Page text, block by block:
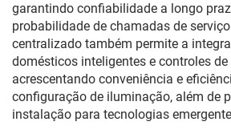
garantindo confiabilidade a longo
probabilidade de chamadas de
centralizado também permite a
domésticos inteligentes e controles de
acrescentando conveniência e
configuração de iluminação, além de
instalação para tecnologias